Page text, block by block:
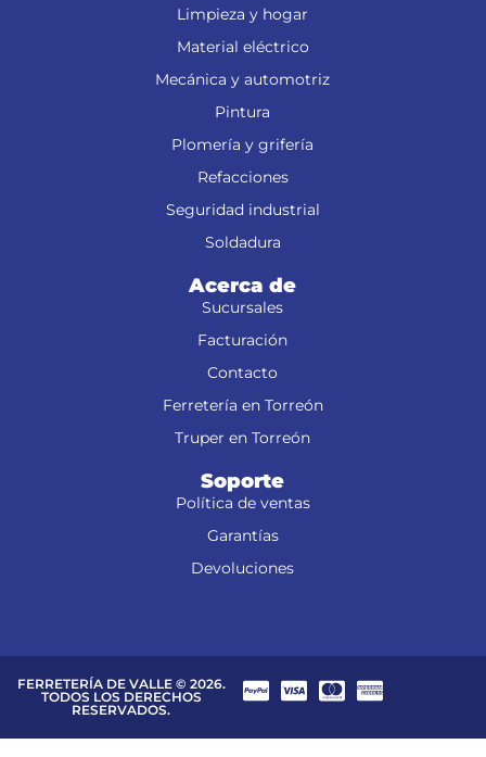
Limpieza y hogar
Material eléctrico
Mecánica y automotriz
Pintura
Plomería y grifería
Refacciones
Seguridad industrial
Soldadura
Acerca de
Sucursales
Facturación
Contacto
Ferretería en Torreón
Truper en Torreón
Soporte
Política de ventas
Garantías
Devoluciones
FERRETERÍA DE VALLE © 2026.
TODOS LOS DERECHOS
RESERVADOS.